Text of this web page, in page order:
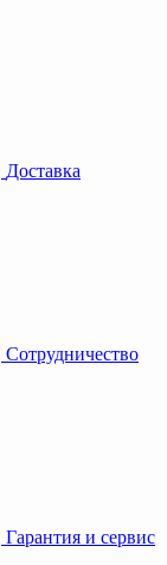
Доставка
Сотрудничество
Гарантия и сервис